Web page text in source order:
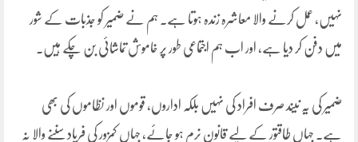
نہیں، عمل کرنے والا معاشرہ زندہ ہوتا ہے۔ ہم نے ضمیر کو جذبات کے شور
میں دفن کر دیا ہے، اور اب ہم اجتماعی طور پر خاموش تماشائی بن چکے ہیں۔
ضمیر کی یہ نیند صرف افراد کی نہیں بلکہ اداروں، قوموں اور نظاموں کی بھی
ہے۔ جہاں طاقتور کے لیے قانون نرم ہو جائے، جہاں کمزور کی فریاد سننے والا نہ